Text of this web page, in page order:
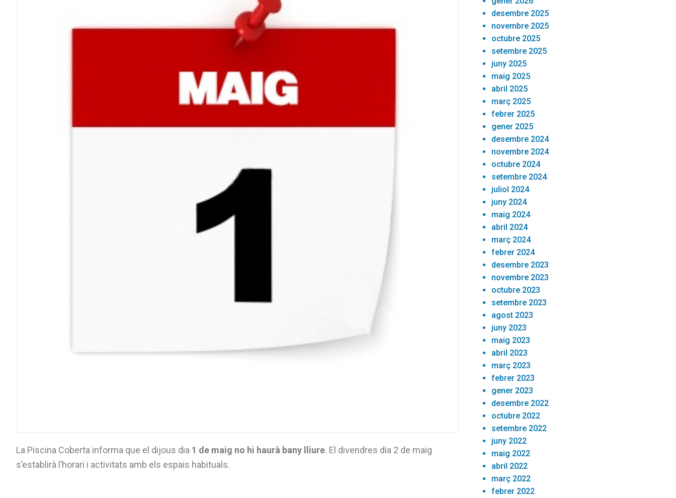
La Piscina Coberta informa que el dijous dia 1 de maig no hi haurà bany lliure. El divendres dia 2 de maig
s’establirà l’horari i activitats amb els espais habituals.
desembre 2025
novembre 2025
octubre 2025
setembre 2025
juny 2025
maig 2025
abril 2025
març 2025
febrer 2025
gener 2025
desembre 2024
novembre 2024
octubre 2024
setembre 2024
juliol 2024
juny 2024
maig 2024
abril 2024
març 2024
febrer 2024
desembre 2023
novembre 2023
octubre 2023
setembre 2023
agost 2023
juny 2023
maig 2023
abril 2023
març 2023
febrer 2023
gener 2023
desembre 2022
octubre 2022
setembre 2022
juny 2022
maig 2022
abril 2022
març 2022
febrer 2022